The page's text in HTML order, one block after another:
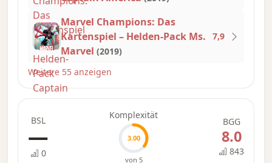
– Beschreibung von der Website des Verlags
Marvel Champions: Das
Kartenspiel – Helden-Pack Ms.
Marvel (2019)
7,9
Weitere 55 anzeigen
BSL
—
0
Komplexität
3.00
von 5
BGG
8.0
843